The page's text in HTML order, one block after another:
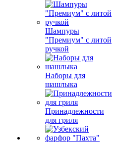
Шампуры
"Премиум" с литой
ручкой
Наборы для
шашлыка
Принадлежности
для гриля